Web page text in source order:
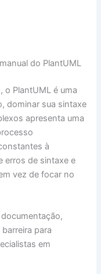
do PlantUML
o PlantUML é uma
dominar sua sintaxe
apresenta uma
à
erros de sintaxe e
vez de focar no
para
em